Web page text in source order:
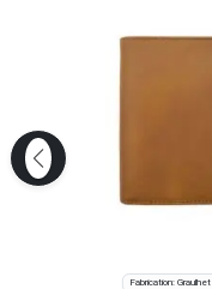
Fabrication: Graulhet